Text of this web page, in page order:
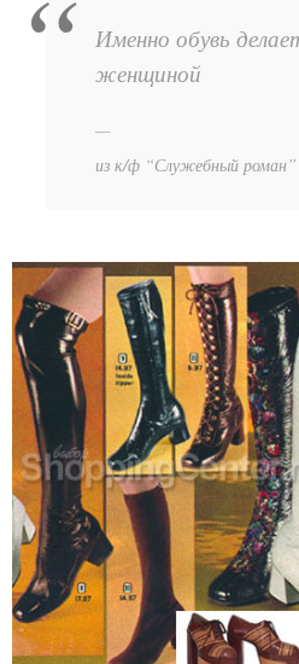
Именно обувь
женщиной
из к/ф “Служебный роман”